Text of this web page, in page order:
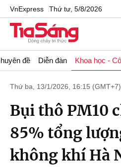
VnExpress Thứ tư, 5/8/2026
đề Diễn đàn Khoa học -
Thứ ba, 13/1/2026, 16:15 (GMT+7)
Bụi thô PM10
85% tổng
không khí Hà